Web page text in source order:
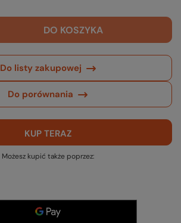
DO KOSZYKA
Do listy zakupowej
Do porównania
KUP TERAZ
Możesz kupić także poprzez: